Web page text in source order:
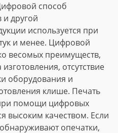
способ
и другой
используется при
и менее. Цифровой
весомых преимуществ,
отсутствие
оборудования и
клише. Печать
помощи цифровых
высоким качеством. Если
опечатки,